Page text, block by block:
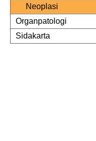
Neoplasi
Organpatologi
Sidakarta